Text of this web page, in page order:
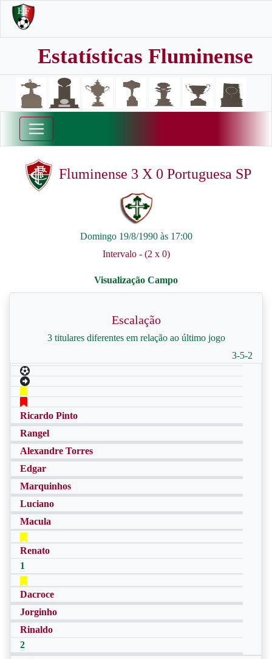
Estatísticas Fluminense
Fluminense 3 X 0 Portuguesa SP
Domingo 19/8/1990 às 17:00
Intervalo - (2 x 0)
Escalação
3 titulares diferentes em relação ao último jogo
3-5-2
Ricardo Pinto
Rangel
Alexandre Torres
Edgar
Marquinhos
Luciano
Macula
Renato
1
Dacroce
Jorginho
Rinaldo
2